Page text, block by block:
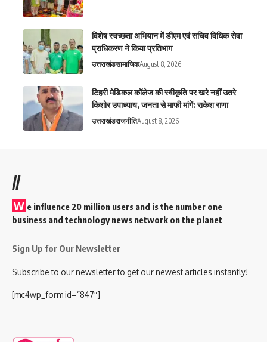
विशेष स्वच्छता अभियान में डीएम एवं सचिव विधिक सेवा
प्राधिकरण ने किया प्रतिभाग
उत्तराखंडसामाजिकAugust 8, 2026
टिहरी मेडिकल कॉलेज की स्वीकृति पर खरे नहीं उतरे
किशोर उपाध्याय, जनता से माफी मांगें: राकेश राणा
उत्तराखंडराजनीतिAugust 8, 2026
//
W e influence 20 million users and is the number one
business and technology news network on the planet
Sign Up for Our Newsletter
Subscribe to our newsletter to get our newest articles instantly!
[mc4wp_form id=”847″]